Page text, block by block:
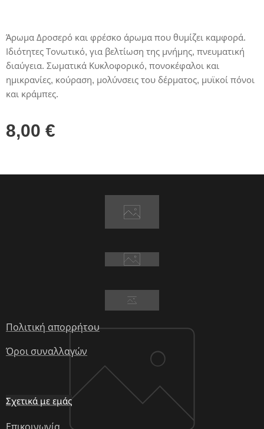
Άρωμα Δροσερό και φρέσκο άρωμα που θυμίζει καμφορά.
Ιδιότητες Τονωτικό, για βελτίωση της μνήμης, πνευματική
διαύγεια. Σωματικά Κυκλοφορικό, πονοκέφαλοι και
ημικρανίες, κούραση, μολύνσεις του δέρματος, μυϊκοί πόνοι
και κράμπες.
8,00 €
Πολιτική απορρήτου
Όροι συναλλαγών
Σχετικά με εμάς